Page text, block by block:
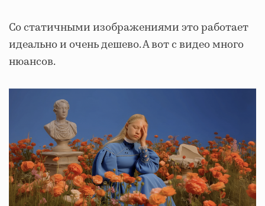
Со статичными изображениями это работает
идеально и очень дешево. А вот с видео много
нюансов.